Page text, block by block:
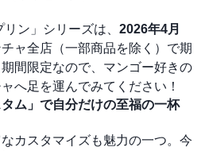
ン」シリーズは、 2026年4月
ャ全店（一部商品を除く）で期
間限定なので、マンゴー好きの
へ足を運んでみてください！
タム」で自分だけの至福の一杯
カスタマイズも魅力の一つ。今